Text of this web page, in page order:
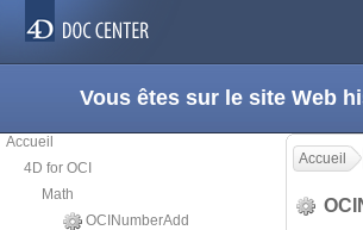
Vous êtes sur le site Web
Accueil
4D for OCI
Math
OCINumberAdd
Accueil